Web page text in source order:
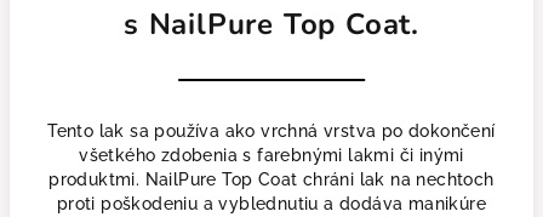
s NailPure Top Coat.
Tento lak sa používa ako vrchná vrstva po dokončení
všetkého zdobenia s farebnými lakmi či inými
produktmi. NailPure Top Coat chráni lak na nechtoch
proti poškodeniu a vyblednutiu a dodáva manikúre